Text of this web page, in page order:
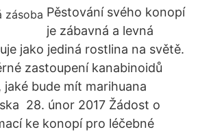
Pěstování svého konopí
je zábavná a levná
jako jediná rostlina na světě.
zastoupení kanabinoidů
bude mít marihuana
28. únor 2017 Žádost o
ke konopí pro léčebné